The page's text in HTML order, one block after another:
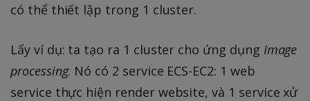
có thể thiết lập trong 1 cluster.
Lấy ví dụ: ta tạo ra 1 cluster cho ứng dụng Image
processing. Nó có 2 service ECS-EC2: 1 web
service thực hiện render website, và 1 service xử